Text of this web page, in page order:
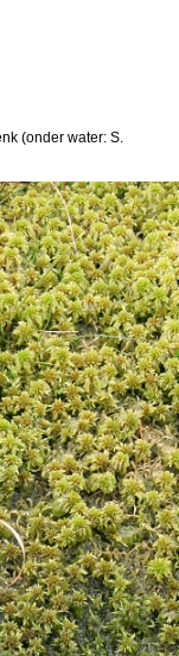
(onder water: S.